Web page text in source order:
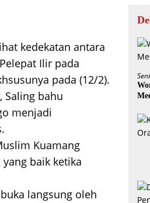
kedekatan antara
Ilir pada
pada (12/2).
Saling bahu
menjadi
Kuamang
baik ketika
langsung oleh